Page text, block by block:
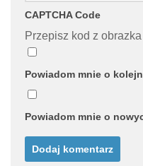
CAPTCHA Code
Przepisz kod z obrazka
Powiadom mnie o
Powiadom mnie o